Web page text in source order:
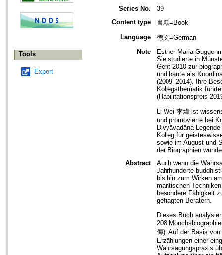
Tools
Export
Series No.
39
Content type
書籍=Book
Language
德文=German
Note
Esther-Maria
Sie studierte in
Gent 2010 zur
und baute als
(2009–2014). Ihre
Kollegsthematik
(Habilitationspreis
Li Wei 李煒 ist
und promovierte bei
Divyāvadāna-
Kolleg für
sowie im August und
der Biographien
Abstract
Auch wenn die
Jahrhunderte
bis hin zum Wirken
mantischen
besondere Fähigkeit
gefragten Beratern.
Dieses Buch
208
傳). Auf der Basis von
Erzählungen einer
Wahrsagungspraxis